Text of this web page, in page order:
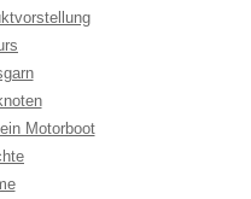
Motorboot